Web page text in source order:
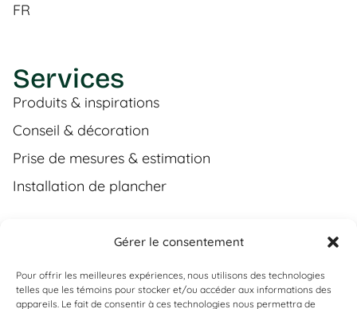
Gérer le consentement
Pour offrir les meilleures expériences, nous utilisons des technologies
telles que les témoins pour stocker et/ou accéder aux informations des
appareils. Le fait de consentir à ces technologies nous permettra de
FR
Services
Produits & inspirations
Conseil & décoration
Prise de mesures & estimation
Installation de plancher
Contact
(450) 373-0548